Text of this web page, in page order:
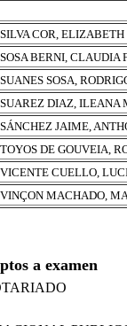
SILVA COR,
SOSA BERNI, CLAUDIA
SUANES SOSA,
SUAREZ DIAZ, ILEANA
SÁNCHEZ JAIME,
TOYOS DE GOUVEIA,
VICENTE CUELLO,
VINÇON MACHADO,
a examen